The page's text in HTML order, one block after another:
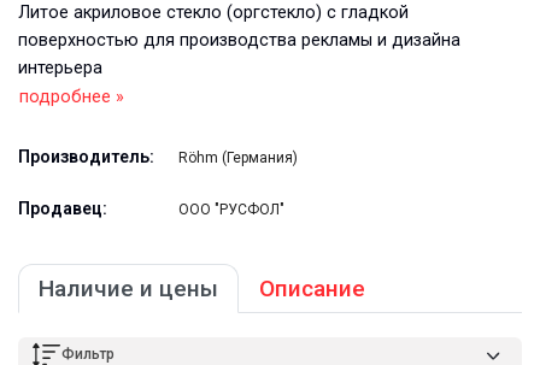
Литое акриловое стекло (оргстекло) с гладкой
поверхностью для производства рекламы и дизайна
интерьера
подробнее »
Производитель: Röhm (Германия)
Продавец: ООО "РУСФОЛ"
Наличие и цены Описание
Фильтр